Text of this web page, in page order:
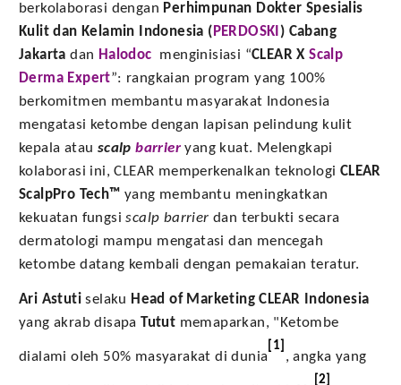
berkolaborasi dengan Perhimpunan Dokter Spesialis
Kulit dan Kelamin Indonesia ( PERDOSKI ) Cabang
Jakarta dan Halodoc menginisiasi “CLEAR XScalp
Derma Expert”: rangkaian program yang 100%
berkomitmen membantu masyarakat Indonesia
mengatasi ketombe dengan lapisan pelindung kulit
kepala atau scalpbarrier yang kuat. Melengkapi
kolaborasi ini, CLEAR memperkenalkan teknologi CLEAR
ScalpPro Tech™yang membantu meningkatkan
kekuatan fungsiscalp barrier dan terbukti secara
dermatologi mampu mengatasi dan mencegah
ketombe datang kembali dengan pemakaian teratur.
Ari Astutiselaku Head of Marketing CLEAR Indonesia
yang akrab disapaTutut memaparkan, "Ketombe
dialami oleh 50% masyarakat di dunia
[1]
, angka yang
[2]